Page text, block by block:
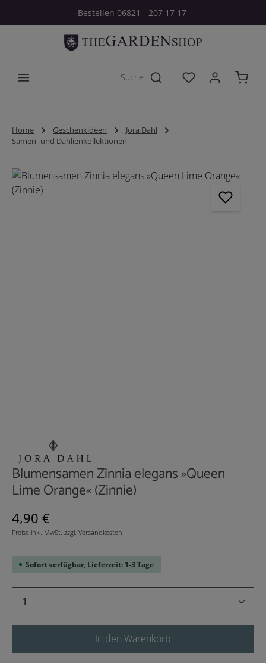
Zum Hauptinhalt springenBestellen 06821 - 207 17 17
Du hast 0
Home Geschenkideen
Jora Dahl
Samen- und Dahlienkollektionen
Bildergalerie überspringen
Blumensamen Zinnia elegans »Queen
Lime Orange« (Zinnie)
Regulärer Preis:
4,90 €
Preise inkl. MwSt. zzgl. Versandkosten
Sofort verfügbar, Lieferzeit: 1-3 Tage
Produkt Anzahl: Gib den gewünschten
In den Warenkorb